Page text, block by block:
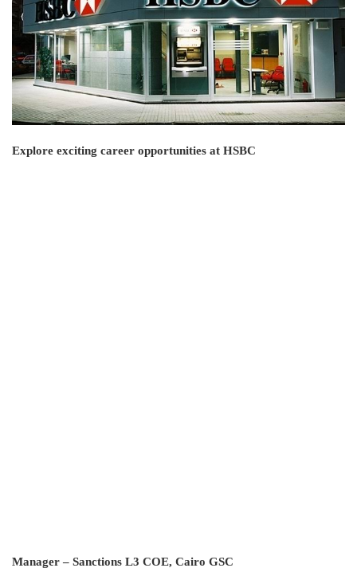
Explore exciting career opportunities at HSBC
Manager – Sanctions L3 COE, Cairo GSC